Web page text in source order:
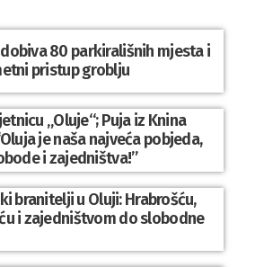
80 parkirališnih mjesta i
pristup groblju
„Oluje“; Puja iz Knina
je naša najveća pobjeda,
i zajedništva!”
branitelji u Oluji: Hrabrošću,
i zajedništvom do slobodne